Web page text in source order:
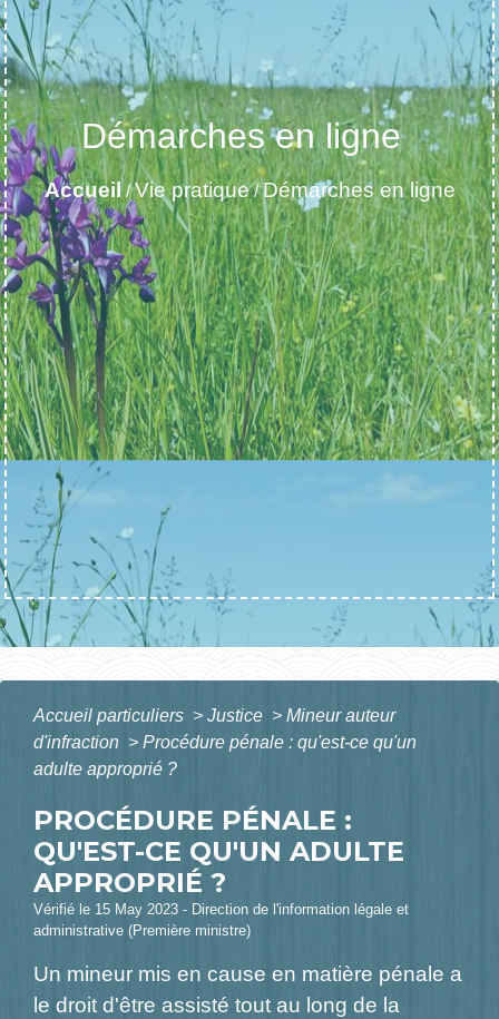
Démarches en ligne
Accueil/Vie pratique/Démarches en ligne
Accueil particuliers > Justice > Mineur auteur
d'infraction > Procédure pénale : qu'est-ce qu'un
adulte approprié ?
PROCÉDURE PÉNALE :
QU'EST-CE QU'UN ADULTE
APPROPRIÉ ?
Vérifié le 15 May 2023 - Direction de l'information légale et
administrative (Première ministre)
Un mineur mis en cause en matière pénale a
le droit d'être assisté tout au long de la